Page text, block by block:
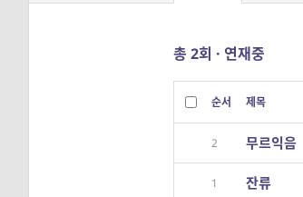
총 2회 · 연재중
순서 제목
2 무르익음
1 잔류